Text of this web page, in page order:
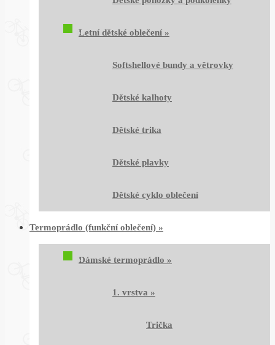
Letní dětské oblečení »
Softshellové bundy a větrovky
Dětské kalhoty
Dětské trika
Dětské plavky
Dětské cyklo oblečení
Termoprádlo (funkční oblečení) »
Dámské termoprádlo »
1. vrstva »
Trička